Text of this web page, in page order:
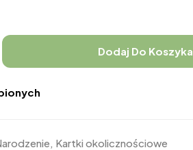
Dodaj Do Koszyka
, Kartki okolicznościowe